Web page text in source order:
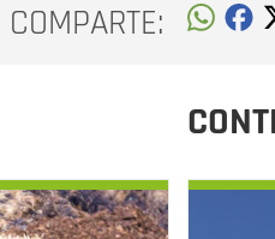
COMPARTE: